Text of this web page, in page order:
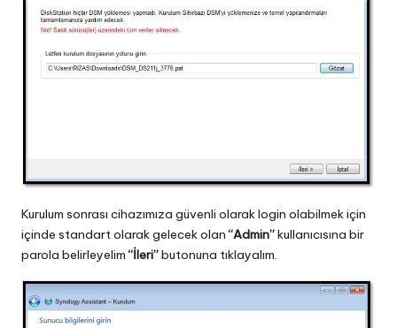
Kurulum sonrası cihazımıza güvenli olarak login olabilmek için
içinde standart olarak gelecek olan“Admin”kullanıcısına bir
parola belirleyelim“İleri”butonuna tıklayalım.